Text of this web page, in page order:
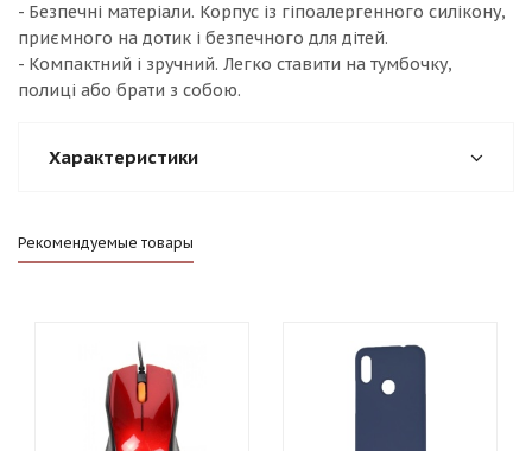
- Безпечні матеріали. Корпус із гіпоалергенного силікону,
приємного на дотик і безпечного для дітей.
- Компактний і зручний. Легко ставити на тумбочку,
полиці або брати з собою.
Характеристики
Рекомендуемые товары